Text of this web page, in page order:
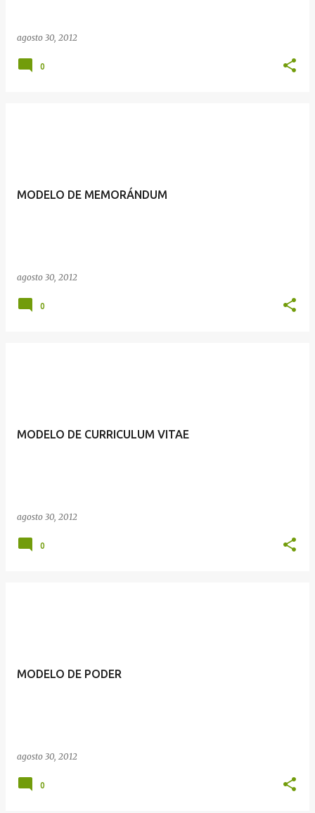
agosto 30, 2012
0
MODELO DE MEMORÁNDUM
agosto 30, 2012
0
MODELO DE CURRICULUM VITAE
agosto 30, 2012
0
MODELO DE PODER
agosto 30, 2012
0